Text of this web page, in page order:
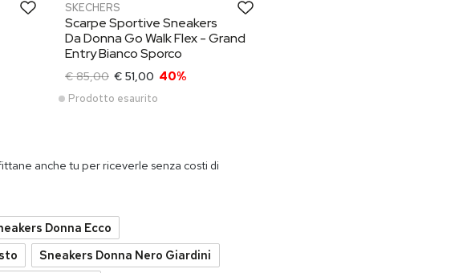
SKECHERS
Scarpe Sportive Sneakers
Da Donna Go Walk Flex - Grand
Entry Bianco Sporco
€ 85,00 € 51,00 40%
Prodotto esaurito